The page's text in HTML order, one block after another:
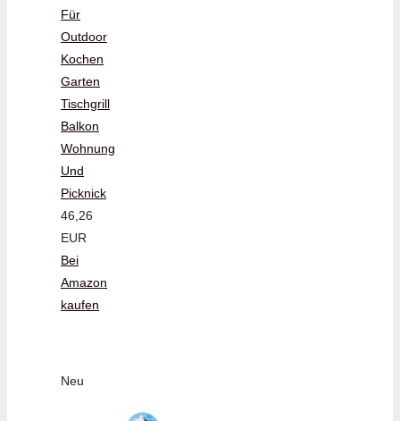
Für
Outdoor
Kochen
Garten
Tischgrill
Balkon
Wohnung
Und
Picknick
46,26
EUR
Bei
Amazon
kaufen
Neu